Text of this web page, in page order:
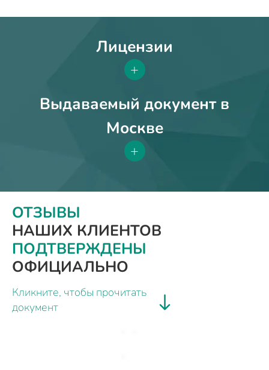
Лицензии
+
Выдаваемый документ в
Москве
+
ОТЗЫВЫ
НАШИХ КЛИЕНТОВ
ПОДТВЕРЖДЕНЫ
ОФИЦИАЛЬНО
Кликните, чтобы прочитать
документ